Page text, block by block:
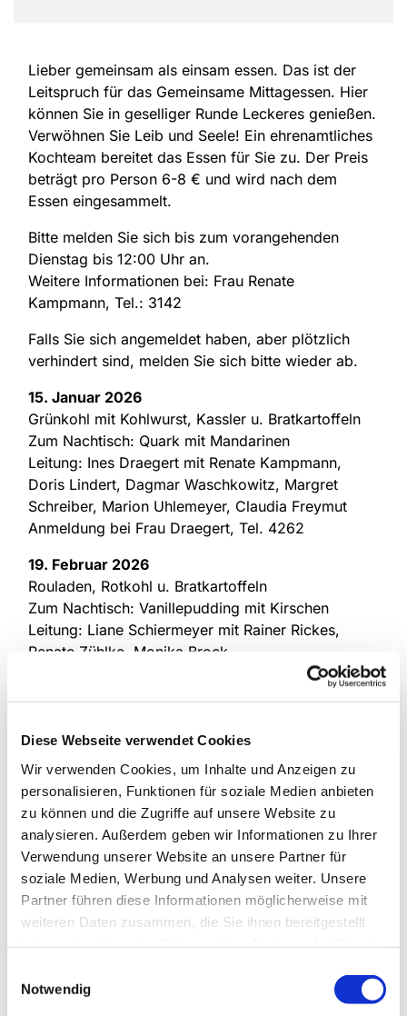
Diese Webseite verwendet Cookies
Wir verwenden Cookies, um Inhalte und Anzeigen zu
personalisieren, Funktionen für soziale Medien anbieten
zu können und die Zugriffe auf unsere Website zu
analysieren. Außerdem geben wir Informationen zu Ihrer
Verwendung unserer Website an unsere Partner für
soziale Medien, Werbung und Analysen weiter. Unsere
Partner führen diese Informationen möglicherweise mit
weiteren Daten zusammen, die Sie ihnen bereitgestellt
Notwendig
Lieber gemeinsam als einsam essen. Das ist der
Leitspruch für das Gemeinsame Mittagessen. Hier
können Sie in geselliger Runde Leckeres genießen.
Verwöhnen Sie Leib und Seele! Ein ehrenamtliches
Kochteam bereitet das Essen für Sie zu. Der Preis
beträgt pro Person 6-8 € und wird nach dem
Essen eingesammelt.
Bitte melden Sie sich bis zum vorangehenden
Dienstag bis 12:00 Uhr an.
Weitere Informationen bei: Frau Renate
Kampmann, Tel.: 3142
Falls Sie sich angemeldet haben, aber plötzlich
verhindert sind, melden Sie sich bitte wieder ab.
15. Januar 2026
Grünkohl mit Kohlwurst, Kassler u. Bratkartoffeln
Zum Nachtisch: Quark mit Mandarinen
Leitung: Ines Draegert mit Renate Kampmann,
Doris Lindert, Dagmar Waschkowitz, Margret
Schreiber, Marion Uhlemeyer, Claudia Freymut
Anmeldung bei Frau Draegert, Tel. 4262
19. Februar 2026
Rouladen, Rotkohl u. Bratkartoffeln
Zum Nachtisch: Vanillepudding mit Kirschen
Leitung: Liane Schiermeyer mit Rainer Rickes,
Renate Zühlke, Monika Brock
Anmeldung bei Frau Schiermeyer, Tel. 5216
Königsberger Klopse mit Kartoffeln, Rote Bete u.
Nachtischüberraschung
Leitung: Eckhard Kleine-Tebbe mit Karin Siechau,
Doris Kleine-Tebbe, Elke Lorek, Gerdi Jeske
Anmeldung bei Herrn Kleine-Tebbe, Tel. 6169
16. April 2026
Boeuf Stroganoff mit Nudeln u. Salat
Nachtischüberraschung
Leitung: Renate Kampmann mit Ines Draegert,
Waschkowitz, Marion Uhlemeyer u. Claudia